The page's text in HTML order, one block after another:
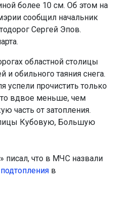
более 10 см. Об этом на
сообщил начальник
Сергей Эпов.
областной столицы
и обильного таяния снега.
успели прочистить только
вдвое меньше, чем
часть от затопления.
Кубовую, Большую
писал, что в МЧС назвали
в